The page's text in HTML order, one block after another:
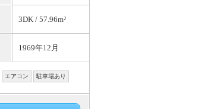
3DK / 57.96m²
1969年12月
エアコン 駐車場あり